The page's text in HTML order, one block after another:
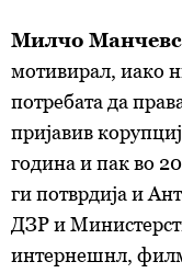
Милчо
мотивирал, иако
потребата да
пријавив
година и пак во
ги потврдија и
ДЗР и
интернешнл,